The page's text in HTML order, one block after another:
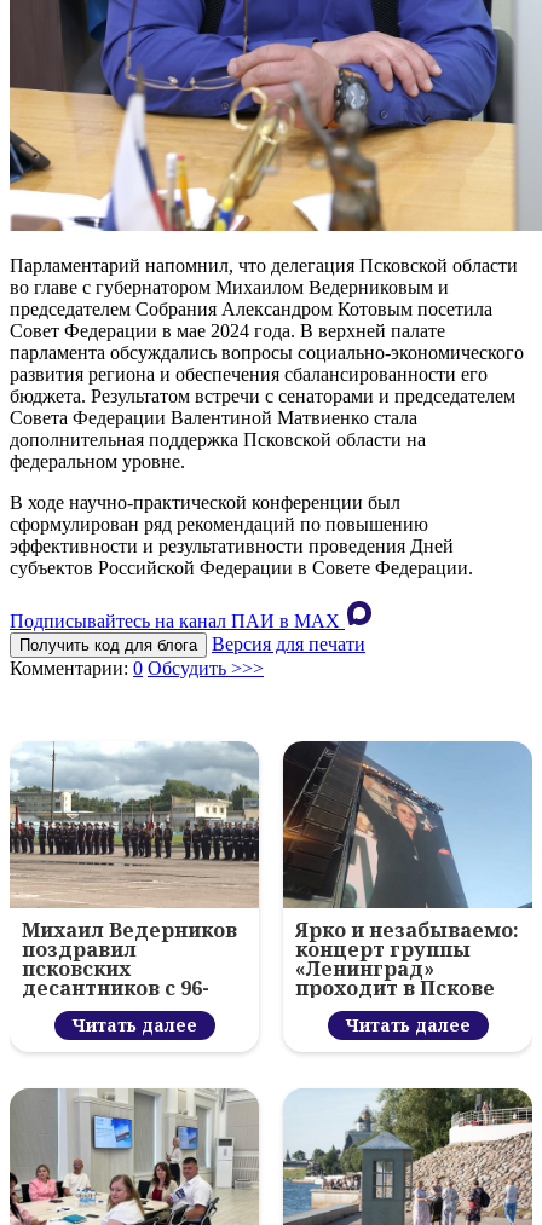
Парламентарий напомнил, что делегация Псковской области
во главе с губернатором Михаилом Ведерниковым и
председателем Собрания Александром Котовым посетила
Совет Федерации в мае 2024 года. В верхней палате
парламента обсуждались вопросы социально-экономического
развития региона и обеспечения сбалансированности его
бюджета. Результатом встречи с сенаторами и председателем
Совета Федерации Валентиной Матвиенко стала
дополнительная поддержка Псковской области на
федеральном уровне.
В ходе научно-практической конференции был
сформулирован ряд рекомендаций по повышению
эффективности и результативности проведения Дней
субъектов Российской Федерации в Совете Федерации.
Подписывайтесь на канал ПАИ в MAХ
Получить код для блога
Версия для печати
Комментарии: 0 Обсудить >>>
Михаил Ведерников
поздравил
псковских
десантников с 96-
летием ВДВ и
вручил награды
Читать далее
Ярко и незабываемо:
концерт группы
«Ленинград»
проходит в Пскове
Читать далее